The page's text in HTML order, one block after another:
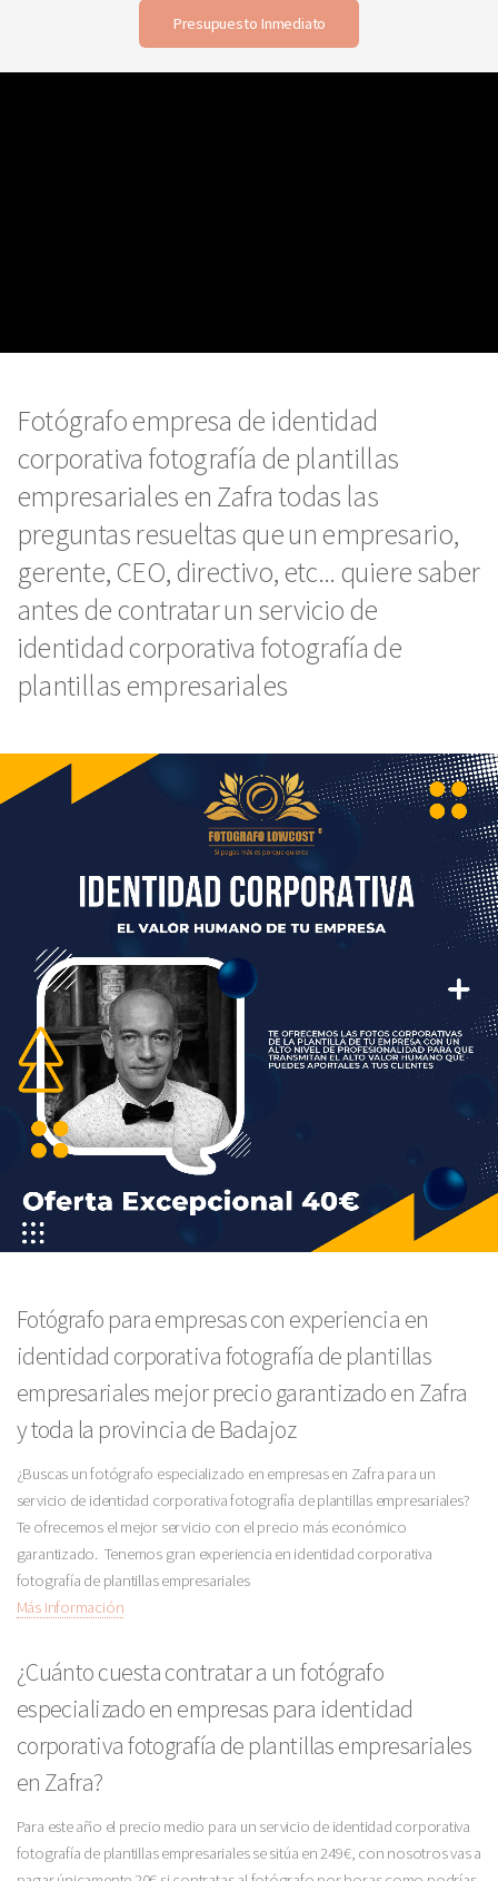
Presupuesto Inmediato
Fotógrafo empresa de identidad
corporativa fotografía de plantillas
empresariales en Zafra todas las
preguntas resueltas que un empresario,
gerente, CEO, directivo, etc... quiere saber
antes de contratar un servicio de
identidad corporativa fotografía de
plantillas empresariales
Fotógrafo para empresas con experiencia en
identidad corporativa fotografía de plantillas
empresariales mejor precio garantizado en Zafra
y toda la provincia de Badajoz
¿Buscas un fotógrafo especializado en empresas en Zafra para un
servicio de identidad corporativa fotografía de plantillas empresariales?
Te ofrecemos el mejor servicio con el precio más económico
garantizado. Tenemos gran experiencia en identidad corporativa
fotografía de plantillas empresariales
Más Información
¿Cuánto cuesta contratar a un fotógrafo
especializado en empresas para identidad
corporativa fotografía de plantillas empresariales
en Zafra?
Para este año el precio medio para un servicio de identidad corporativa
fotografía de plantillas empresariales se sitúa en 249€, con nosotros vas a